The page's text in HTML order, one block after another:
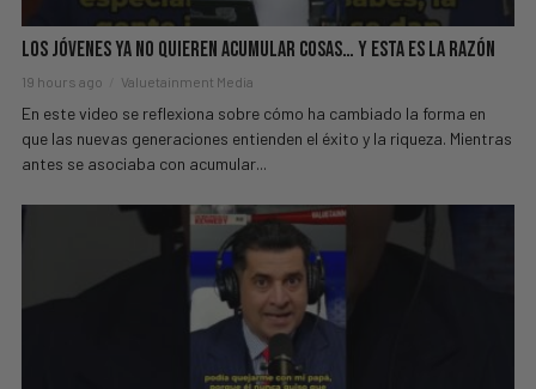
Los Jóvenes Ya No Quieren Acumular Cosas… Y Esta Es La Razón
19 hours ago Valuetainment Media
En este video se reflexiona sobre cómo ha cambiado la forma en
que las nuevas generaciones entienden el éxito y la riqueza. Mientras
antes se asociaba con acumular...